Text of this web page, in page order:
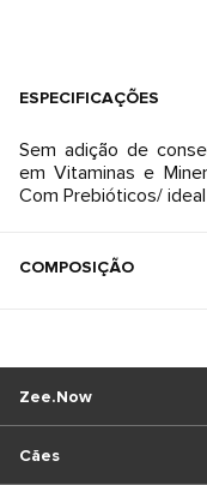
ESPECIFICAÇÕES
Sem adição de
em Vitaminas e
Com Prebióticos/
COMPOSIÇÃO
Cães
Zee.Now